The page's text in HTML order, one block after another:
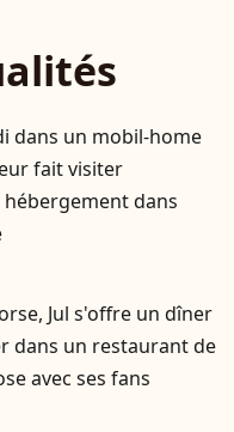
dans un mobil-home
fait visiter
hébergement dans
Jul s'offre un dîner
dans un restaurant de
avec ses fans